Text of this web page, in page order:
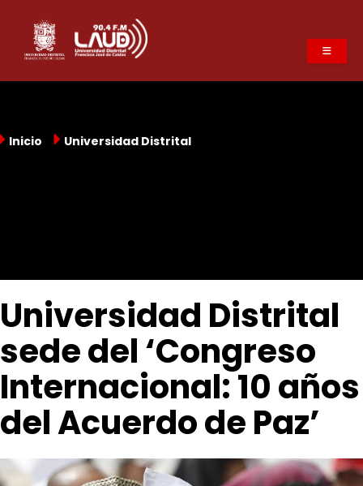
contenido
principal
Inicio Universidad Distrital
Universidad Distrital
sede del ‘Congreso
Internacional: 10 años
del Acuerdo de Paz’